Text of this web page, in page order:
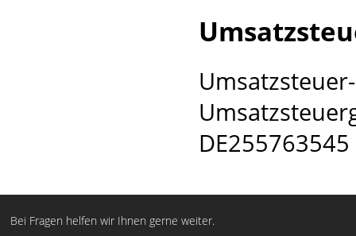
DE255763545
Bei Fragen helfen wir Ihnen gerne weiter.